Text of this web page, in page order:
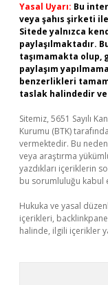
Yasal Uyarı: Bu
veya şahıs şirketi
Sitede yalnızca
paylaşılmaktadır.
taşımamakta olup,
paylaşım
benzerlikleri
taslak halindedir
Sitemiz, 5651 Sayılı
Kurumu (BTK)
vermektedir. Bu
veya araştırma
yazdıkları içeriklerin
bu sorumluluğu kabul
Hukuka ve yasal
içerikleri,
halinde, ilgili içerikler